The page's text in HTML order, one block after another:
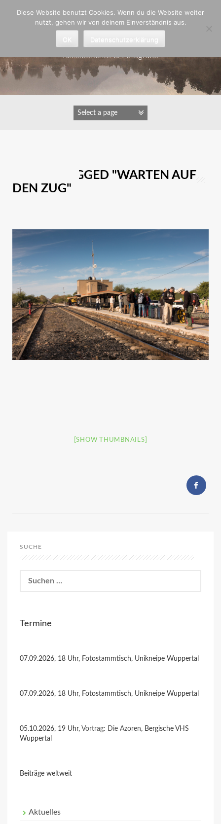
Astrid Padberg
Reiseberichte & Fotografie
IMAGES TAGGED "WARTEN AUF
DEN ZUG"
[SHOW THUMBNAILS]
SUCHE
nach:
Termine
07.09.2026, 18 Uhr, Fotostammtisch, Unikneipe Wuppertal
07.09.2026, 18 Uhr, Fotostammtisch, Unikneipe Wuppertal
05.10.2026, 19 Uhr, Vortrag: Die Azoren, Bergische VHS
Wuppertal
Beiträge weltweit
Aktuelles
Diese Website benutzt Cookies. Wenn du die Website weiter
nutzt, gehen wir von deinem Einverständnis aus.